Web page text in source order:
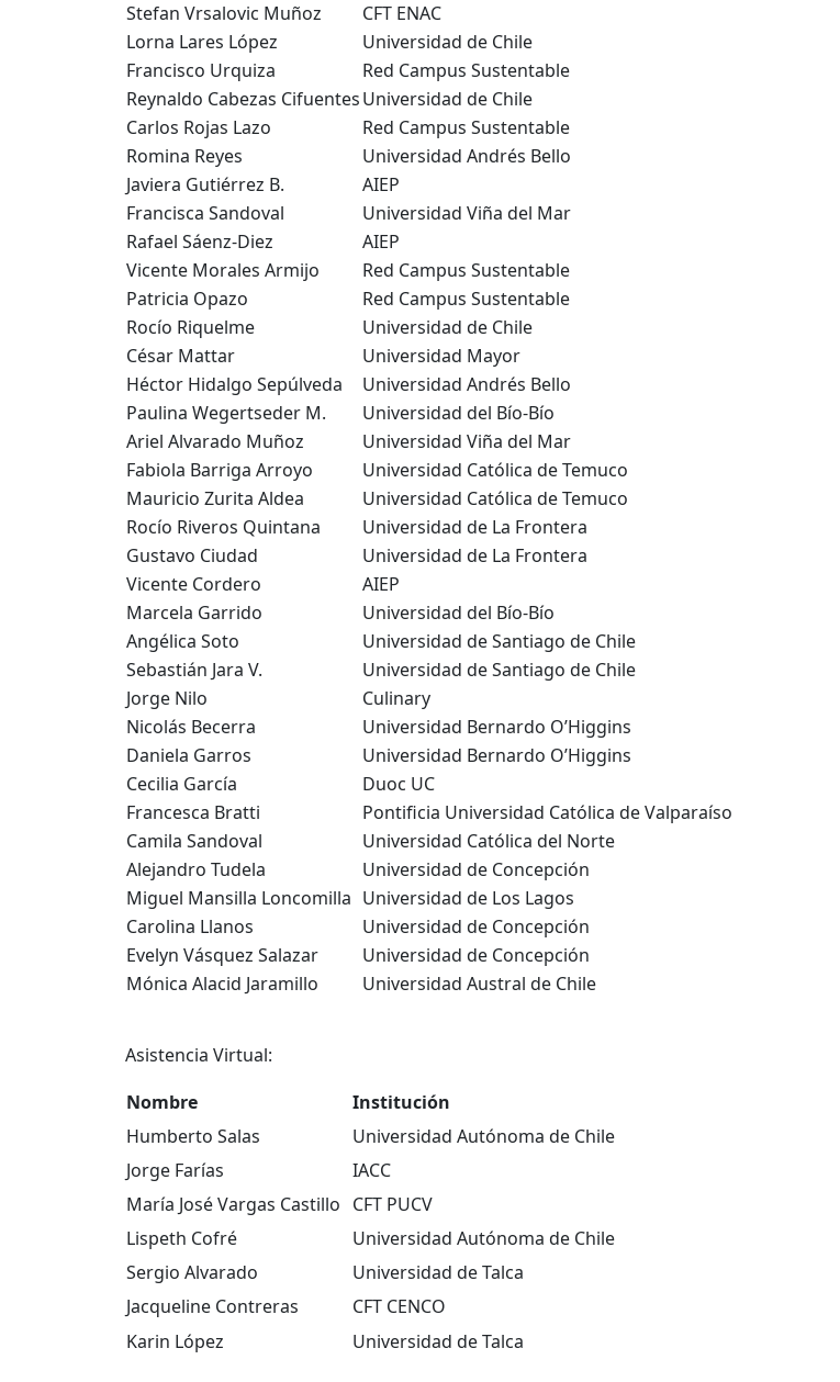
Stefan Vrsalovic Muñoz
CFT ENAC
Lorna Lares López
Universidad de Chile
Francisco Urquiza
Red Campus Sustentable
Reynaldo Cabezas CifuentesUniversidad de Chile
Carlos Rojas Lazo
Red Campus Sustentable
Romina Reyes
Universidad Andrés Bello
Javiera Gutiérrez B.
AIEP
Francisca Sandoval
Universidad Viña del Mar
Rafael Sáenz-Diez
AIEP
Vicente Morales Armijo
Red Campus Sustentable
Patricia Opazo
Red Campus Sustentable
Rocío Riquelme
Universidad de Chile
César Mattar
Universidad Mayor
Héctor Hidalgo Sepúlveda
Universidad Andrés Bello
Paulina Wegertseder M.
Universidad del Bío-Bío
Ariel Alvarado Muñoz
Universidad Viña del Mar
Fabiola Barriga Arroyo
Universidad Católica de Temuco
Mauricio Zurita Aldea
Universidad Católica de Temuco
Rocío Riveros Quintana
Universidad de La Frontera
Gustavo Ciudad
Universidad de La Frontera
Vicente Cordero
AIEP
Marcela Garrido
Universidad del Bío-Bío
Angélica Soto
Universidad de Santiago de Chile
Sebastián Jara V.
Universidad de Santiago de Chile
Jorge Nilo
Culinary
Nicolás Becerra
Universidad Bernardo O’Higgins
Daniela Garros
Universidad Bernardo O’Higgins
Cecilia García
Duoc UC
Francesca Bratti
Pontificia Universidad Católica de Valparaíso
Camila Sandoval
Universidad Católica del Norte
Alejandro Tudela
Universidad de Concepción
Miguel Mansilla Loncomilla Universidad de Los Lagos
Carolina Llanos
Universidad de Concepción
Evelyn Vásquez Salazar
Universidad de Concepción
Mónica Alacid Jaramillo
Universidad Austral de Chile
Asistencia Virtual:
Nombre
Institución
Humberto Salas
Universidad Autónoma de Chile
Jorge Farías
IACC
María José Vargas Castillo CFT PUCV
Lispeth Cofré
Universidad Autónoma de Chile
Sergio Alvarado
Universidad de Talca
Jacqueline Contreras
CFT CENCO
Karin López
Universidad de Talca